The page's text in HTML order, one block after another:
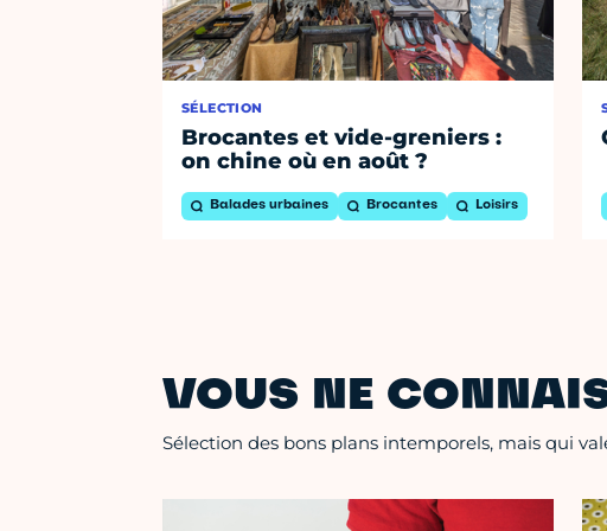
SÉLECTION
Brocantes et vide-greniers :
on chine où en août ?
Balades urbaines Brocantes Loisirs
VOUS NE
Sélection des bons plans intemporels, mais qui